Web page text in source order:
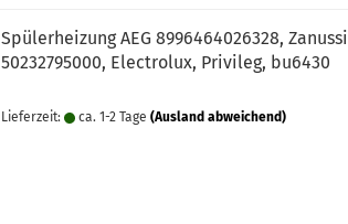
Spülerheizung AEG 8996464026328, Zanussi
50232795000, Electrolux, Privileg, bu6430
Lieferzeit: ca. 1-2 Tage (Ausland abweichend)